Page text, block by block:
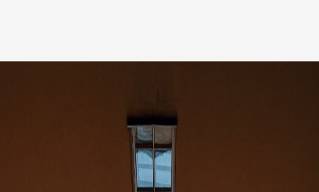
Professionell uppförandekod
English